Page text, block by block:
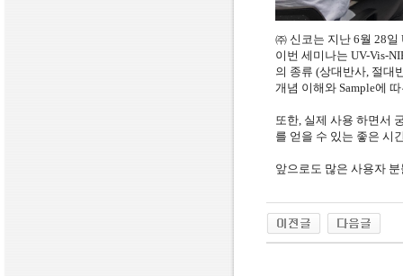
㈜ 신코는 지난6월 28일
이번 세미나는 UV-Vis-
의 종류 (상대반사, 절대
개념 이해와Sample에
또한, 실제 사용 하면서
를 얻을 수 있는 좋은 시
앞으로도 많은 사용자